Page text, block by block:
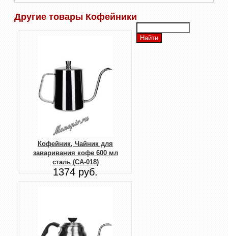
Другие товары Кофейники
Кофейник, Чайник для
заваривания кофе 600 мл
сталь (CA-018)
1374 руб.